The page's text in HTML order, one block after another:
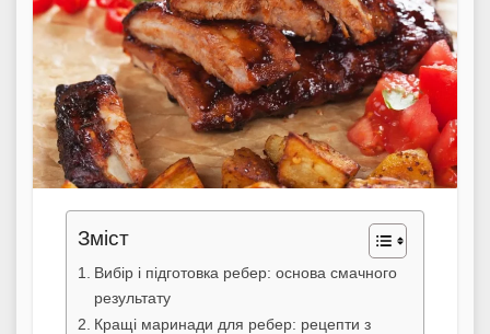
Зміст
Вибір і підготовка ребер: основа смачного
результату
Кращі маринади для ребер: рецепти з